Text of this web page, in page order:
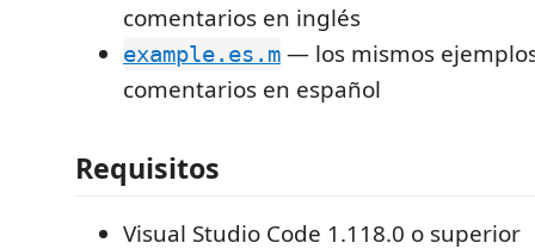
comentarios en inglés
example.es.m — los mismos
comentarios en español
Requisitos
Visual Studio Code 1.118.0 o superior